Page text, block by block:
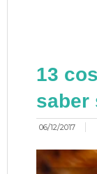
13
saber
06/12/2017